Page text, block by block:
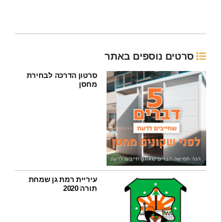
סרטים נוספים באתר
סרטון הדרכה לבחירת
מחסן
עיריית רמת גן שמחת
תורה 2020